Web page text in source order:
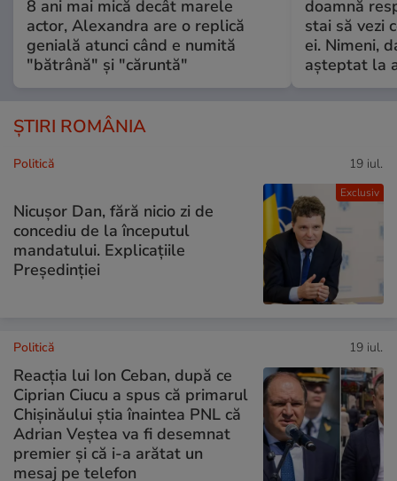
8 ani mai mică decât marele
actor, Alexandra are o replică
genială atunci când e numită
"bătrână" și "căruntă"
doamnă
stai să vezi
ei. Nimeni,
așteptat la
ȘTIRI ROMÂNIA
Exclusiv
Politică 19 iul.
Nicușor Dan, fără nicio zi de
concediu de la începutul
mandatului. Explicațiile
Președinției
Politică 19 iul.
Reacția lui Ion Ceban, după ce
Ciprian Ciucu a spus că primarul
Chișinăului știa înaintea PNL că
Adrian Veștea va fi desemnat
premier și că i-a arătat un
mesaj pe telefon